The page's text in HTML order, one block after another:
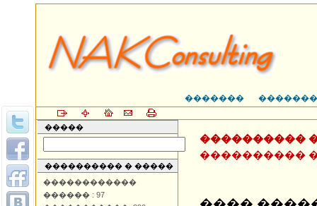
������� �������
�����
���������� � �����
������������
������ : 97
����������
����������